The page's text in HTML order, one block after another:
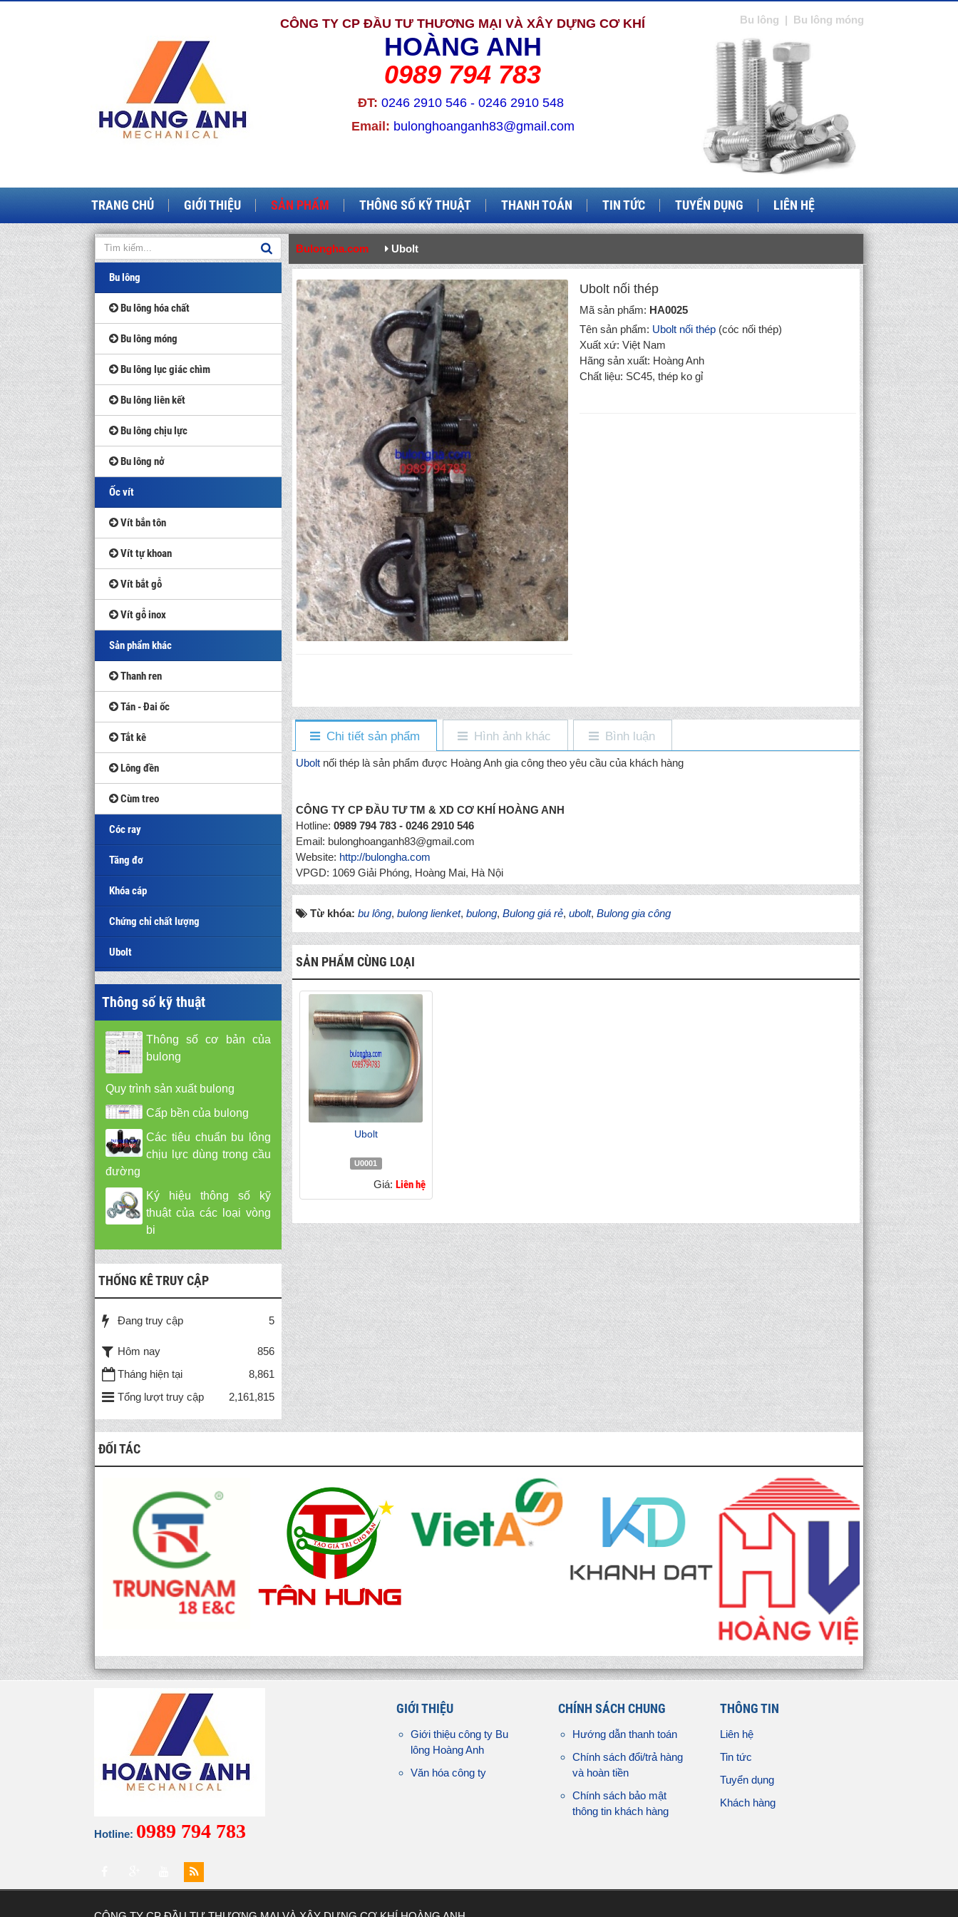
CÔNG TY CP ĐẦU TƯ THƯƠNG MẠI VÀ XÂY DỰNG CƠ KHÍ
HOÀNG ANH
0989 794 783
ĐT: 0246 2910 546 - 0246 2910 548
Email: bulonghoanganh83@gmail.com
Bu lông | Bu lông móng
TRANG CHỦ GIỚI THIỆU SẢN PHẨM THÔNG SỐ KỸ THUẬT THANH TOÁN TIN TỨC TUYỂN DỤNG LIÊN HỆ
Bulongha.com Ubolt
Ubolt nối thép
Mã sản phẩm: HA0025
Tên sản phẩm: Ubolt nối thép (cóc nối thép)
Xuất xứ: Việt Nam
Hãng sản xuất: Hoàng Anh
Chất liệu: SC45, thép ko gỉ
Chi tiết sản phẩm Hình ảnh khác Bình luận
Ubolt nối thép là sản phẩm được Hoàng Anh gia công theo yêu cầu của khách hàng
CÔNG TY CP ĐẦU TƯ TM & XD CƠ KHÍ HOÀNG ANH
Hotline: 0989 794 783 - 0246 2910 546
Email: bulonghoanganh83@gmail.com
Website: http://bulongha.com
VPGD: 1069 Giải Phóng, Hoàng Mai, Hà Nội
Từ khóa: bu lông, bulong lienket, bulong, Bulong giá rẻ, ubolt, Bulong gia công
SẢN PHẨM CÙNG LOẠI
Ubolt
U0001
Giá: Liên hệ
Bu lông
Bu lông hóa chất
Bu lông móng
Bu lông lục giác chìm
Bu lông liên kết
Bu lông chịu lực
Bu lông nở
Ốc vít
Vít bắn tôn
Vít tự khoan
Vít bắt gỗ
Vít gỗ inox
Sản phẩm khác
Thanh ren
Tán - Đai ốc
Tắt kê
Lông đền
Cùm treo
Cóc ray
Tăng đơ
Khóa cáp
Chứng chỉ chất lượng
Ubolt
Thông số kỹ thuật
Thông số cơ bản của
bulong
Quy trình sản xuất bulong
Cấp bền của bulong
Các tiêu chuẩn bu lông
chịu lực dùng trong cầu
đường
Ký hiệu thông số kỹ
thuật của các loại vòng
bi
THỐNG KÊ TRUY CẬP
Đang truy cập 5
Hôm nay
856
Tháng hiện tại
8,861
Tổng lượt truy cập
2,161,815
ĐỐI TÁC
Hotline: 0989 794 783
GIỚI THIỆU
Giới thiệu công ty Bu
lông Hoàng Anh
Văn hóa công ty
CHÍNH SÁCH CHUNG
Hướng dẫn thanh toán
Chính sách đổi/trả hàng
và hoàn tiền
Chính sách bảo mật
thông tin khách hàng
THÔNG TIN
Liên hệ
Tin tức
Tuyển dụng
Khách hàng